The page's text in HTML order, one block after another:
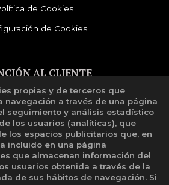
de Cookies
de Cookies
AL CLIENTE
Quiénes somos
de reclamaciones
propias y de terceros que
navegación a través de una página
seguimiento y análisis estadístico
los usuarios (analíticas), que
los espacios publicitarios que, en
incluido en una página
que almacenan información del
usuarios obtenida a través de la
de sus hábitos de navegación. Si